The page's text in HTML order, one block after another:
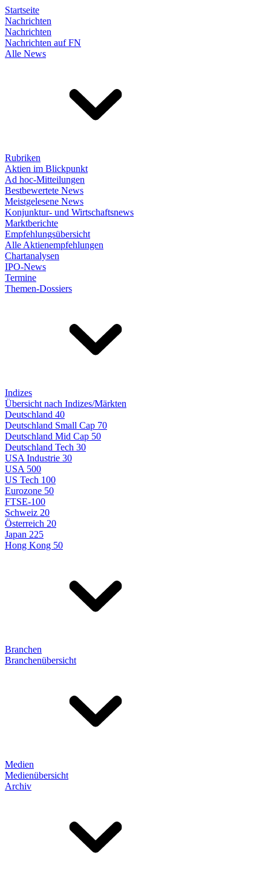
Startseite
Nachrichten
Nachrichten
Nachrichten auf FN
Alle News
Rubriken
Aktien im Blickpunkt
Ad hoc-Mitteilungen
Bestbewertete News
Meistgelesene News
Konjunktur- und Wirtschaftsnews
Marktberichte
Empfehlungsübersicht
Alle Aktienempfehlungen
Chartanalysen
IPO-News
Termine
Themen-Dossiers
Indizes
Übersicht nach Indizes/Märkten
Deutschland 40
Deutschland Small Cap 70
Deutschland Mid Cap 50
Deutschland Tech 30
USA Industrie 30
USA 500
US Tech 100
Eurozone 50
FTSE-100
Schweiz 20
Österreich 20
Japan 225
Hong Kong 50
Branchen
Branchenübersicht
Medien
Medienübersicht
Archiv